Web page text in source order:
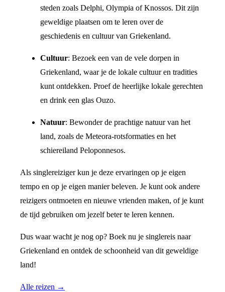
steden zoals Delphi, Olympia of Knossos. Dit zijn
geweldige plaatsen om te leren over de
geschiedenis en cultuur van Griekenland.
Cultuur: Bezoek een van de vele dorpen in
Griekenland, waar je de lokale cultuur en tradities
kunt ontdekken. Proef de heerlijke lokale gerechten
en drink een glas Ouzo.
Natuur: Bewonder de prachtige natuur van het
land, zoals de Meteora-rotsformaties en het
schiereiland Peloponnesos.
Als singlereiziger kun je deze ervaringen op je eigen
tempo en op je eigen manier beleven. Je kunt ook andere
reizigers ontmoeten en nieuwe vrienden maken, of je kunt
de tijd gebruiken om jezelf beter te leren kennen.
Dus waar wacht je nog op? Boek nu je singlereis naar
Griekenland en ontdek de schoonheid van dit geweldige
land!
Alle reizen →